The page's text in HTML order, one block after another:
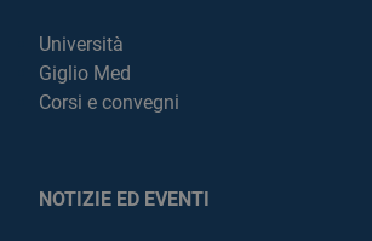
Università
Giglio Med
Corsi e convegni
NOTIZIE ED EVENTI